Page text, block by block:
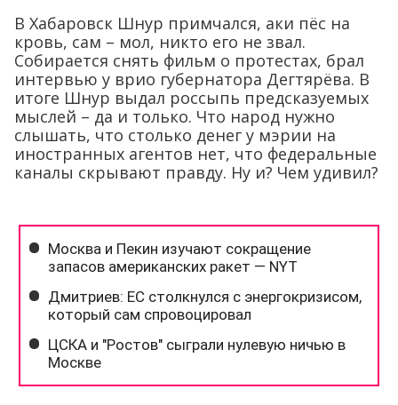
В Хабаровск Шнур примчался, аки пёс на
кровь, сам – мол, никто его не звал.
Собирается снять фильм о протестах, брал
интервью у врио губернатора Дегтярёва. В
итоге Шнур выдал россыпь предсказуемых
мыслей – да и только. Что народ нужно
слышать, что столько денег у мэрии на
иностранных агентов нет, что федеральные
каналы скрывают правду. Ну и? Чем удивил?